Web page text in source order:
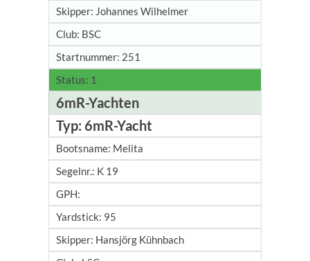
Johannes Wilhelmer
BSC
251
1
6mR-Yachten
6mR-Yacht
Melita
K 19
95
Hansjörg Kühnbach